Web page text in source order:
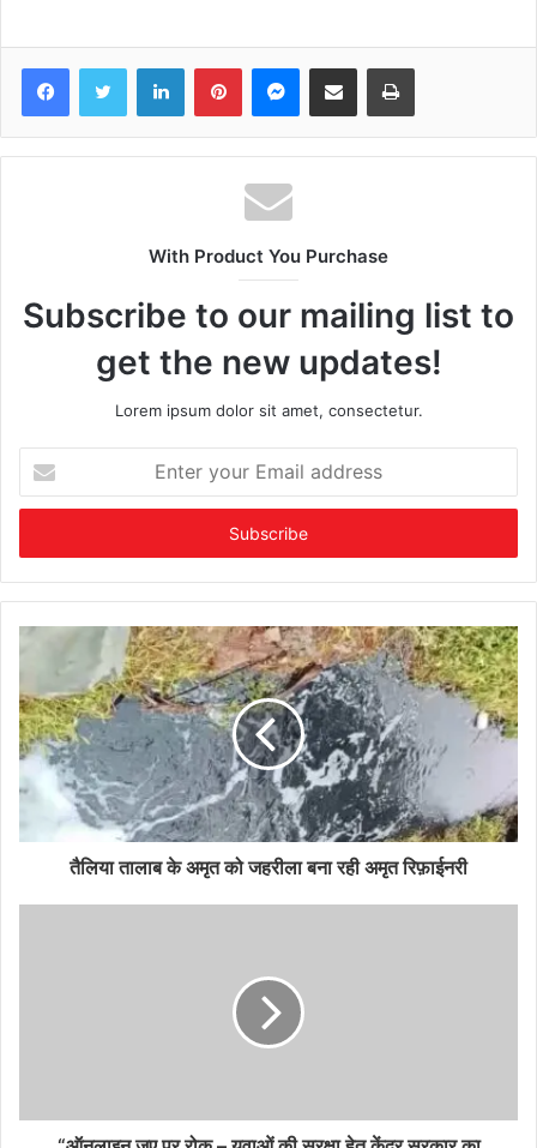
FacebookTwitter LinkedInPinterestMessenger
Share via Email Print
With Product You Purchase
Subscribe to our mailing list to
get the new updates!
Lorem ipsum dolor sit amet, consectetur.
your
Email
तैलिया तालाब के अमृत को जहरीला बना रही अमृत रिफ़ाईनरी